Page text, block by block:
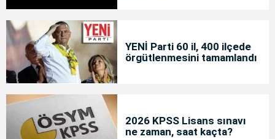
YENİ Parti 60 il, 400 ilçede
örgütlenmesini tamamlandı
2026 KPSS Lisans sınavı
ne zaman, saat kaçta?